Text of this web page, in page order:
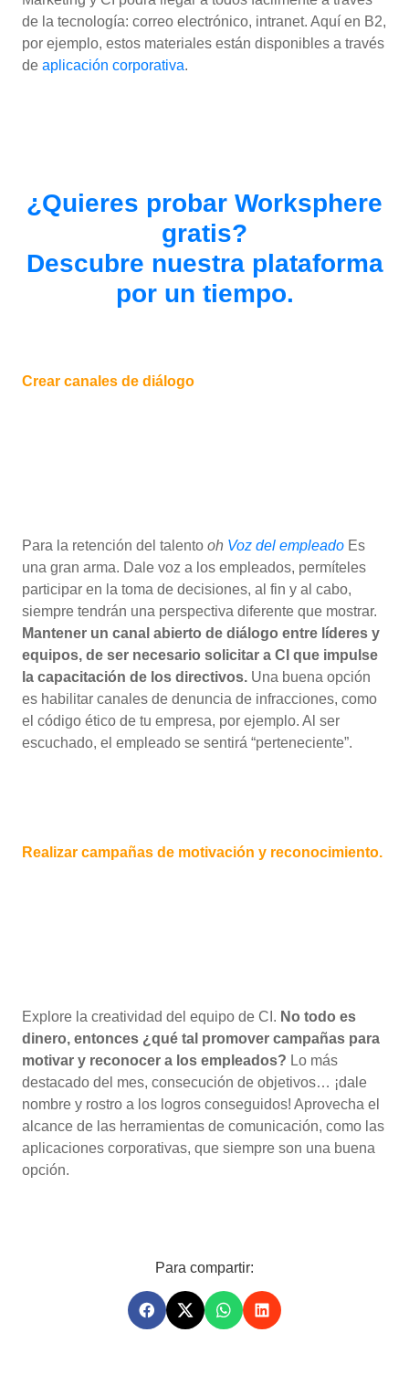
de la tecnología: correo electrónico, intranet. Aquí en B2,
por ejemplo, estos materiales están disponibles a través
de aplicación corporativa.
¿Quieres probar Worksphere
gratis?
Descubre nuestra plataforma
por un tiempo.
Crear canales de diálogo
Para la retención del talento oh Voz del empleado Es
una gran arma. Dale voz a los empleados, permíteles
participar en la toma de decisiones, al fin y al cabo,
siempre tendrán una perspectiva diferente que mostrar.
Mantener un canal abierto de diálogo entre líderes y
equipos, de ser necesario solicitar a CI que impulse
la capacitación de los directivos. Una buena opción
es habilitar canales de denuncia de infracciones, como
el código ético de tu empresa, por ejemplo. Al ser
escuchado, el empleado se sentirá “perteneciente”.
Realizar campañas de motivación y reconocimiento.
Explore la creatividad del equipo de CI. No todo es
dinero, entonces ¿qué tal promover campañas para
motivar y reconocer a los empleados? Lo más
destacado del mes, consecución de objetivos… ¡dale
nombre y rostro a los logros conseguidos! Aprovecha el
alcance de las herramientas de comunicación, como las
aplicaciones corporativas, que siempre son una buena
opción.
Para compartir: